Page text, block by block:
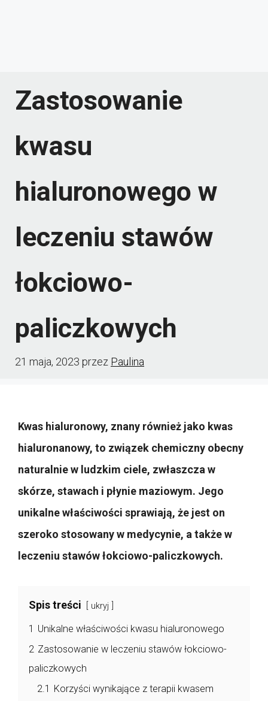
Zastosowanie
kwasu
hialuronowego w
leczeniu stawów
łokciowo-
paliczkowych
21 maja, 2023 przez Paulina
Kwas hialuronowy, znany również jako kwas
hialuronanowy, to związek chemiczny obecny
naturalnie w ludzkim ciele, zwłaszcza w
skórze, stawach i płynie maziowym. Jego
unikalne właściwości sprawiają, że jest on
szeroko stosowany w medycynie, a także w
leczeniu stawów łokciowo-paliczkowych.
Spis treści ukryj
1 Unikalne właściwości kwasu hialuronowego
2 Zastosowanie w leczeniu stawów łokciowo-
paliczkowych
2.1 Korzyści wynikające z terapii kwasem